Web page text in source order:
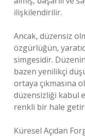
ilişkilendirilir.
Ancak, düzensiz
özgürlüğün,
simgesidir.
bazen yenilikçi
ortaya çıkmasına
düzensizliği kabul
renkli bir hale
Küresel Açıdan